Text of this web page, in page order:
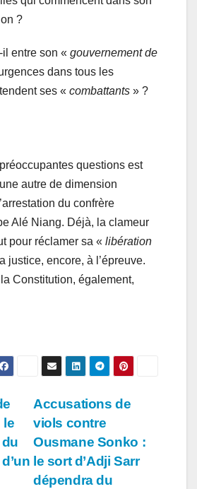
?
il entre son « gouvernement de
dans tous les
ses « combattants » ?
questions est
autre de dimension
du confrère
Alé Niang. Déjà, la clameur
pour réclamer sa « libération
justice, encore, à l’épreuve.
Constitution, également,
Accusations de
viols contre
Ousmane Sonko :
le sort d’Adji Sarr
dépendra du
le